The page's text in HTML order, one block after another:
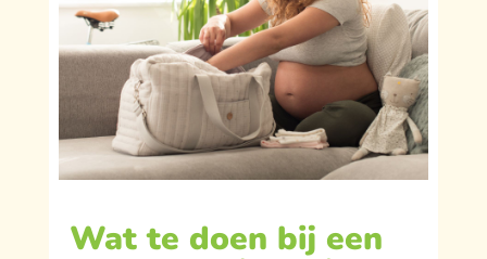
Wat te doen bij een